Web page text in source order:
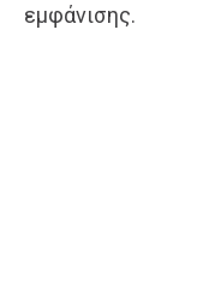
εμφάνισης.